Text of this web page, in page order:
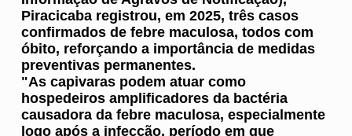
Piracicaba registrou, em 2025, três casos
confirmados de febre maculosa, todos com
óbito, reforçando a importância de medidas
preventivas permanentes.
"As capivaras podem atuar como
hospedeiros amplificadores da bactéria
causadora da febre maculosa, especialmente
logo após a infecção, período em que